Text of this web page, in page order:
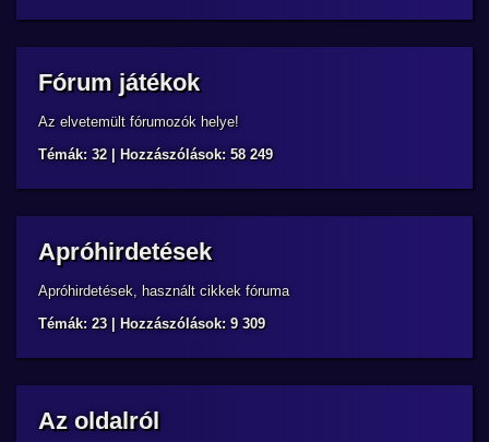
Fórum játékok
Az elvetemült fórumozók helye!
Témák: 32 | Hozzászólások: 58 249
Apróhirdetések
Apróhirdetések, használt cikkek fóruma
Témák: 23 | Hozzászólások: 9 309
Az oldalról